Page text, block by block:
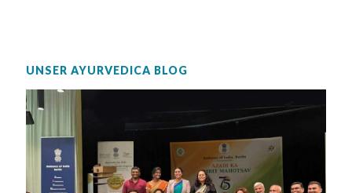
UNSER AYURVEDICA BLOG